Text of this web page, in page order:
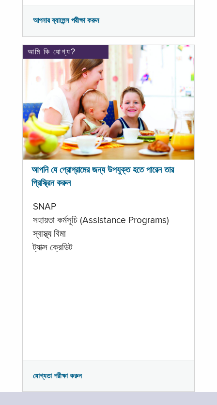
আপনার ব্যালেন্স পরীক্ষা করুন
আমি কি যোগ্য?
আপনি যে প্রোগ্রামের জন্য উপযুক্ত হতে পারেন তার
প্রিস্ক্রিন করুন
SNAP
সহায়তা কর্মসূচি (Assistance Programs)
স্বাস্থ্য বিমা
ট্যাক্স ক্রেডিট
যোগ্যতা পরীক্ষা করুন